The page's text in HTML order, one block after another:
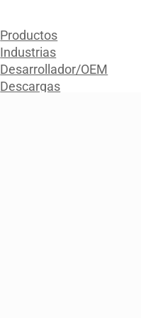
Productos
Industrias
Desarrollador/OEM
Descargas